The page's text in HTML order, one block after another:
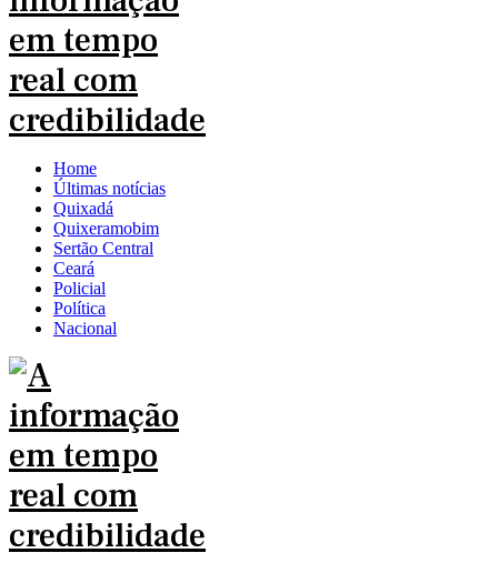
Home
Últimas notícias
Quixadá
Quixeramobim
Sertão Central
Ceará
Policial
Política
Nacional